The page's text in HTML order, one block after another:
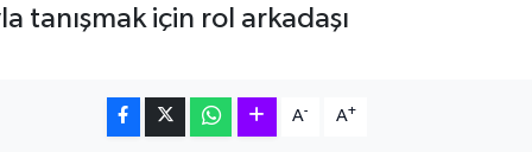
tanışmak için rol arkadaşı
A- A+